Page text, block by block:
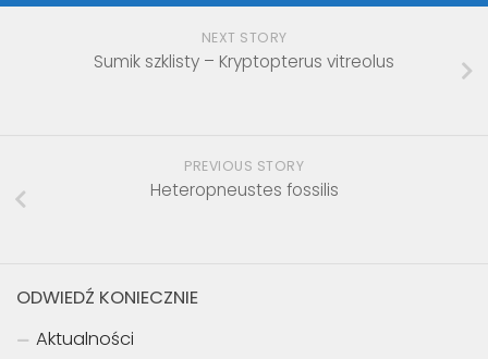
NEXT STORY
Sumik szklisty – Kryptopterus vitreolus
PREVIOUS STORY
Heteropneustes fossilis
ODWIEDŹ KONIECZNIE
Aktualności